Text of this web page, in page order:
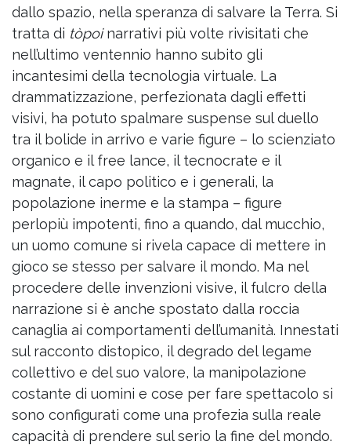
dallo spazio, nella speranza di salvare la Terra. Si
tratta di tòpoinarrativi più volte rivisitati che
nell’ultimo ventennio hanno subito gli
incantesimi della tecnologia virtuale. La
drammatizzazione, perfezionata dagli effetti
visivi, ha potuto spalmare suspense sul duello
tra il bolide in arrivo e varie figure – lo scienziato
organico e il free lance, il tecnocrate e il
magnate, il capo politico e i generali, la
popolazione inerme e la stampa – figure
perlopiù impotenti, fino a quando, dal mucchio,
un uomo comune si rivela capace di mettere in
gioco se stesso per salvare il mondo. Ma nel
procedere delle invenzioni visive, il fulcro della
narrazione si è anche spostato dalla roccia
canaglia ai comportamenti dell’umanità. Innestati
sul racconto distopico, il degrado del legame
collettivo e del suo valore, la manipolazione
costante di uomini e cose per fare spettacolo si
sono configurati come una profezia sulla reale
capacità di prendere sul serio la fine del mondo.